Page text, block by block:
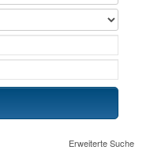
Erweiterte Suche